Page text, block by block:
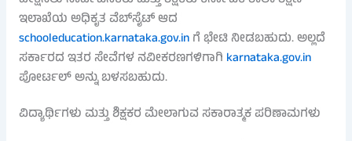
ಇಲಾಖೆಯ ಅಧಿಕೃತ ವೆಬ್‌ಸೈಟ್‌ ಆದ
schooleducation.karnataka.gov.inಗೆ ಭೇಟಿ ನೀಡಬಹುದು. ಅಲ್ಲದೆ
ಸರ್ಕಾರದ ಇತರ ಸೇವೆಗಳ ನವೀಕರಣಗಳಿಗಾಗಿ karnataka.gov.in
ಪೋರ್ಟಲ್ ಅನ್ನು ಬಳಸಬಹುದು.
ವಿದ್ಯಾರ್ಥಿಗಳು ಮತ್ತು ಶಿಕ್ಷಕರ ಮೇಲಾಗುವ ಸಕಾರಾತ್ಮಕ ಪರಿಣಾಮಗಳು